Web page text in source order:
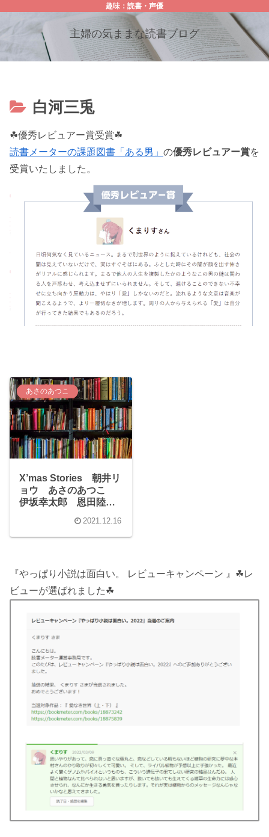
趣味：読書・声優
主婦の気ままな読書ブログ
白河三兎
☘優秀レビュアー賞受賞☘
読書メーターの課題図書「ある男」 の優秀レビュアー賞を
受賞いたしました。
あさのあつこ
X’mas Stories 朝井リ
ョウ あさのあつこ
伊坂幸太郎 恩田陸
2021.12.16
『やっぱり小説は面白い。 レビューキャンペーン 』☘レ
ビューが選ばれました☘